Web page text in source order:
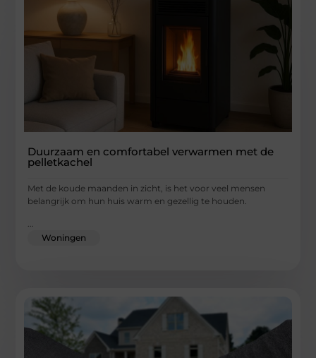
Duurzaam en comfortabel verwarmen met de
pelletkachel
Met de koude maanden in zicht, is het voor veel mensen
belangrijk om hun huis warm en gezellig te houden.
...
Woningen